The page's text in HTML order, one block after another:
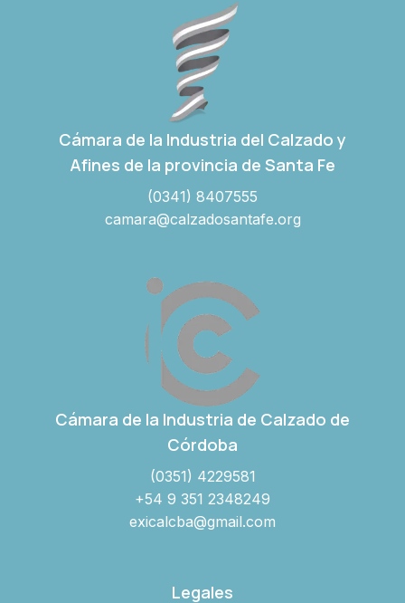
Cámara de la Industria del Calzado y
Afines de la provincia de Santa Fe
(0341) 8407555
camara@calzadosantafe.org
Cámara de la Industria de Calzado de
Córdoba
(0351) 4229581
+54 9 351 2348249
exicalcba@gmail.com
Legales